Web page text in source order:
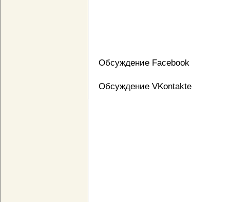
Обсуждение Facebook
Обсуждение VKontakte